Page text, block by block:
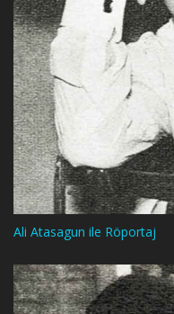
Ali Atasagun ile Röportaj